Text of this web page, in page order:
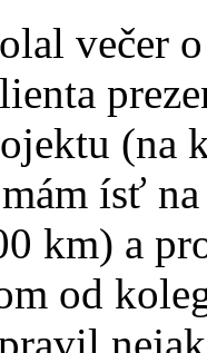
večer
(na
ísť
km) a
od